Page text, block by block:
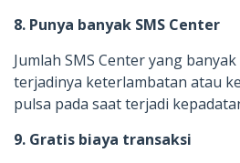
8. Punya banyak SMS Center
Jumlah SMS Center yang
terjadinya keterlambatan atau
pulsa pada saat terjadi
9. Gratis biaya transaksi